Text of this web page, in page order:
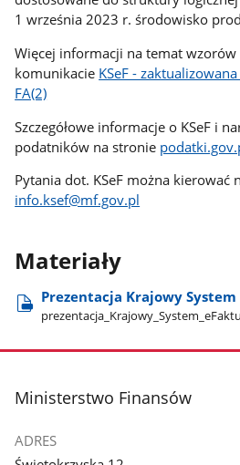
1 września 2023 r. środowisko
Więcej informacji na temat
komunikacie KSeF -
FA(2)
Szczegółowe informacje o KSeF i
podatników na stronie
Pytania dot. KSeF można kierować
info.ksef@mf.gov.pl
Materiały
Prezentacja Krajowy
stopka
Ministerstwo Finansów
ADRES